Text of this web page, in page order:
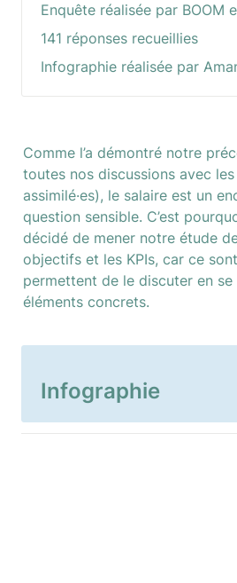
Enquête réalisée par BOOM
141 réponses recueillies
Infographie réalisée par
Comme l’a démontré notre
toutes nos discussions avec
assimilé·es), le salaire est un
question sensible. C’est
décidé de mener notre étude
objectifs et les KPIs, car ce
permettent de le discuter en se
éléments concrets.
Infographie